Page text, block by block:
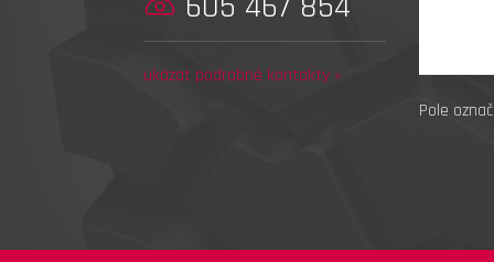
ukázat podrobné kontakty »
Pole